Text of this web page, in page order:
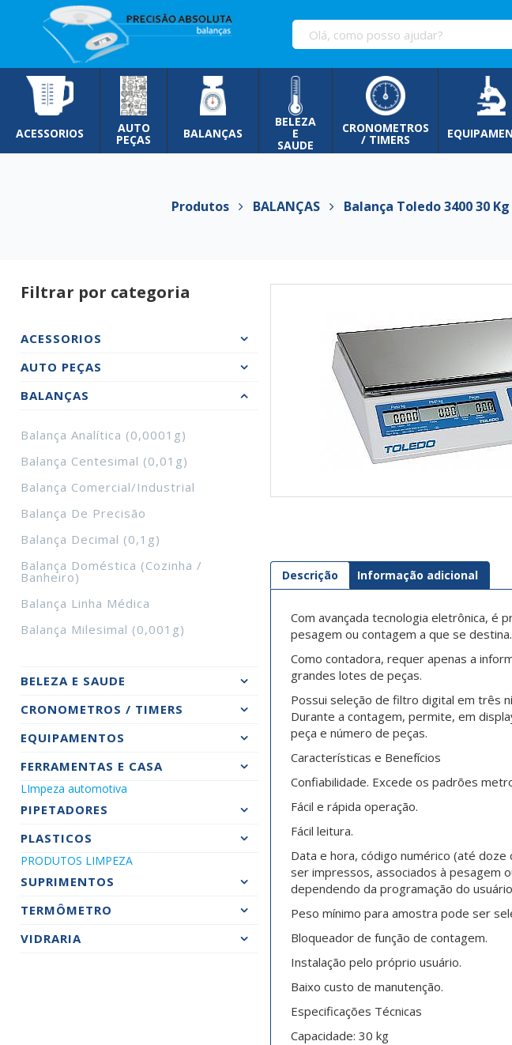
Pular
para
conteúdo
ACESSORIOS AUTO
PEÇAS BALANÇAS
BELEZA
E
SAUDE
CRONOMETROS
/ TIMERS
Produtos BALANÇAS Balança Toledo 3400 30
Filtrar por categoria
ACESSORIOS
AUTO PEÇAS
BALANÇAS
Balança Analítica (0,0001g)
Balança Centesimal (0,01g)
Balança Comercial/Industrial
Balança De Precisão
Balança Decimal (0,1g)
Balança Doméstica (Cozinha /
Banheiro)
Balança Linha Médica
Balança Milesimal (0,001g)
BELEZA E SAUDE
CRONOMETROS / TIMERS
EQUIPAMENTOS
FERRAMENTAS E CASA
LImpeza automotiva
PIPETADORES
PLASTICOS
PRODUTOS LIMPEZA
SUPRIMENTOS
TERMÔMETRO
VIDRARIA
Descrição Informação adicional
Com avançada tecnologia eletrônica, é
pesagem ou contagem a que se destina.
Como contadora, requer apenas a
grandes lotes de peças.
Possui seleção de filtro digital em três
Durante a contagem, permite, em
peça e número de peças.
Características e Benefícios
Confiabilidade. Excede os padrões
Fácil e rápida operação.
Fácil leitura.
Data e hora, código numérico (até
ser impressos, associados à pesagem
dependendo da programação do
Peso mínimo para amostra pode ser
Bloqueador de função de contagem.
Instalação pelo próprio usuário.
Baixo custo de manutenção.
Especificações Técnicas
Capacidade: 30 kg